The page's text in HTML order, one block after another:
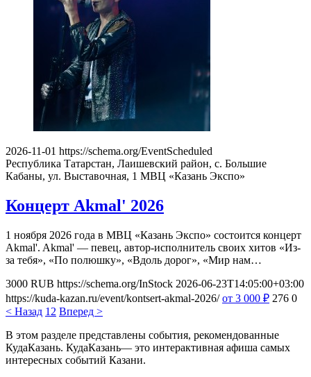
2026-11-01 https://schema.org/EventScheduled
Республика Татарстан, Лаишевский район, с. Большие
Кабаны, ул. Выставочная, 1 МВЦ «Казань Экспо»
Концерт Akmal' 2026
1 ноября 2026 года в МВЦ «Казань Экспо» состоится концерт
Akmal'. Akmal' — певец, автор-исполнитель своих хитов «Из-
за тебя», «По полюшку», «Вдоль дорог», «Мир нам…
3000 RUB https://schema.org/InStock 2026-06-23T14:05:00+03:00
https://kuda-kazan.ru/event/kontsert-akmal-2026/ от 3 000 ₽ 276 0
< Назад 1 2 Вперед >
В этом разделе представлены события, рекомендованные
КудаКазань. КудаКазань— это интерактивная афиша самых
интересных событий Казани.